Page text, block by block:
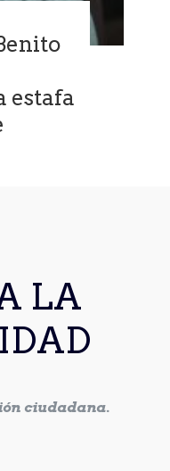
estafa
LA
ciudadana.